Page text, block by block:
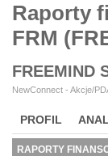
Raporty
FRM
FREEMIND
NewConnect - Akcje/
PROFIL
BR LAB
RAPORTY